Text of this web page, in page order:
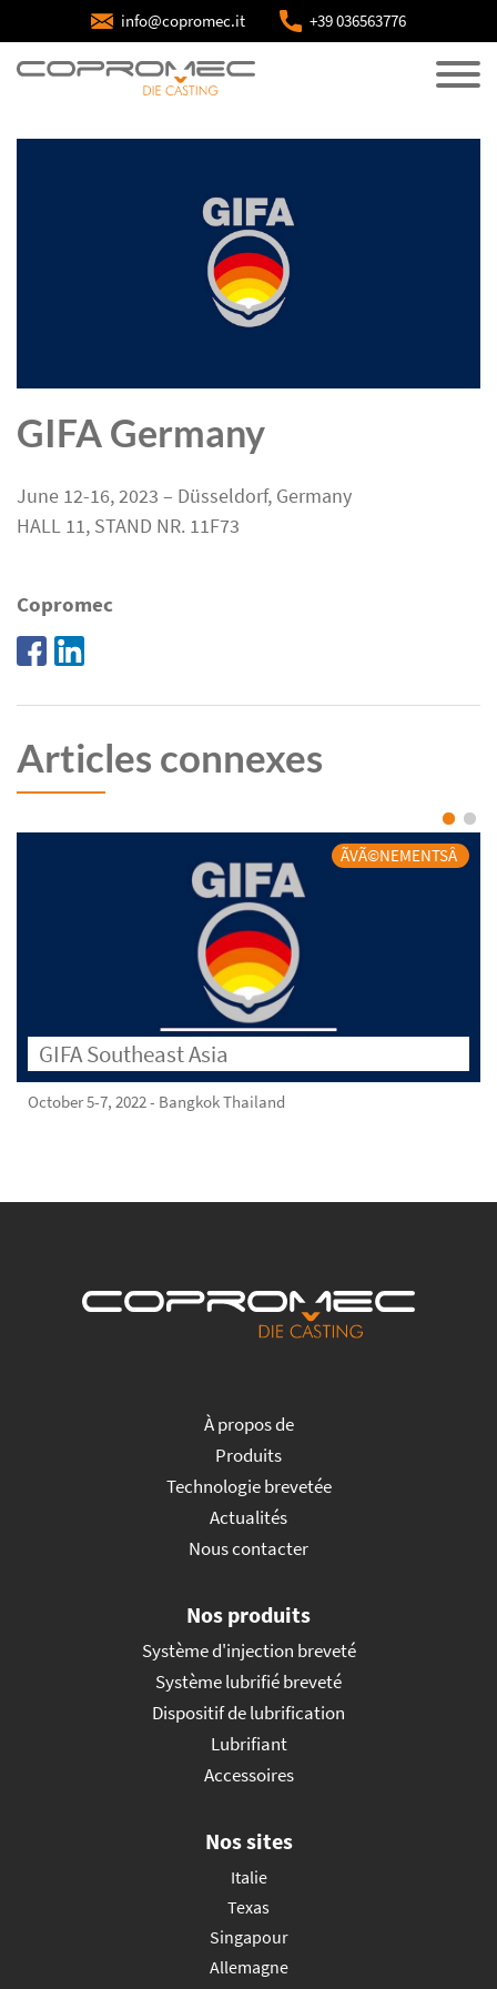
info@copromec.it +39 036563776
GIFA Germany
Copromec
June 12-16, 2023 – Düsseldorf, Germany
HALL 11, STAND NR. 11F73
Articles connexes
ÃVÃ©NEMENTSÂ
GIFA Southeast Asia
October 5-7, 2022 - Bangkok Thailand
À propos de
Produits
Technologie brevetée
Actualités
Nous contacter
Nos produits
Système d'injection breveté
Système lubrifié breveté
Dispositif de lubrification
Lubrifiant
Accessoires
Nos sites
Italie
Texas
Singapour
Allemagne